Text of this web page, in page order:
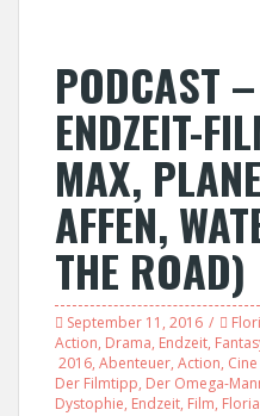
PODCAST
ENDZEIT-
MAX,
AFFEN,
THE ROAD)
September 11, 2016
Action, Drama, Endzeit,
2016, Abenteuer, Action,
Der Filmtipp, Der Omega-
Dystophie, Endzeit, Film,